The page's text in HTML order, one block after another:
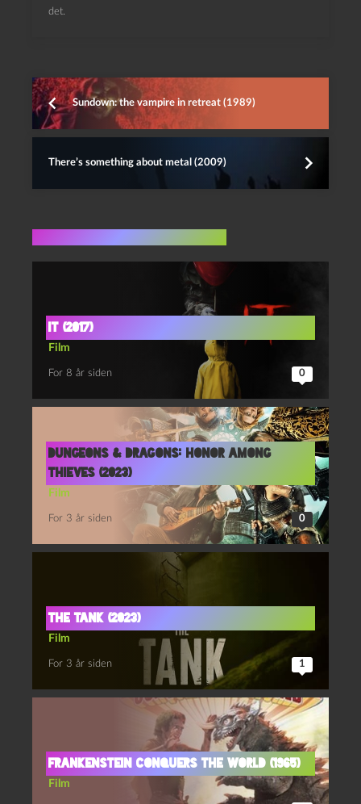
det.
Sundown: the vampire in retreat (1989)
There’s something about metal (2009)
It (2017)
Film
For 8 år siden 0
Dungeons & Dragons: Honor among
thieves (2023)
Film
For 3 år siden 0
The tank (2023)
Film
For 3 år siden 1
Frankenstein conquers the world (1965)
Film